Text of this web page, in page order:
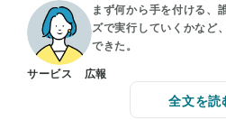
まず何から手を付ける、
ズで実行していくかなど
できた。
サービス 広報
全文を読